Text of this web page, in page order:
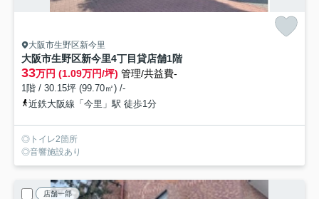
大阪市生野区新今里
大阪市生野区新今里4丁目貸店舗1階
33万円 (1.09万円/坪) 管理/共益費-
1階 / 30.15坪 (99.70㎡) /-
近鉄大阪線「今里」駅 徒歩1分
◎トイレ2箇所
◎音響施設あり
店舗一部